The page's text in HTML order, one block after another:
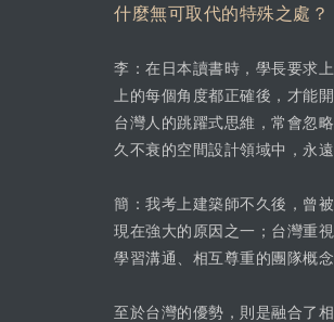
什麼無可取代的特殊之處？
李：在日本讀書時，學長要求
上的每個角度都正確後，才能
台灣人的跳躍式思維，常會忽
久不衰的空間設計領域中，永
簡：我考上建築師不久後，曾
現在強大的原因之一；台灣重
學習溝通、相互尊重的團隊概
至於台灣的優勢，則是融合了